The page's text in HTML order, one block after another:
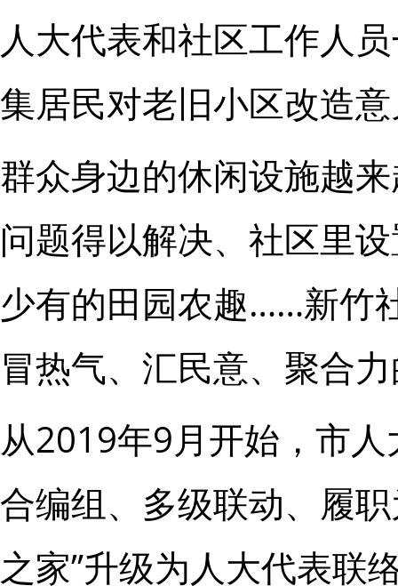
人大代表和社区工作人
集居民对老旧小区改造
群众身边的休闲设施越
问题得以解决、社区里
少有的田园农趣……新竹
冒热气、汇民意、聚合
从2019年9月开始，市
合编组、多级联动、履
之家”升级为人大代表联